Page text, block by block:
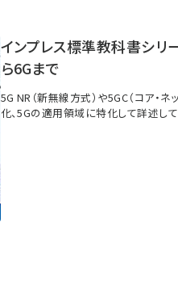
インプレス標準教科書シ
ら6Gまで
5G NR（新無線方式）や5GC（コア・
化、5Gの適用領域に特化して詳述して